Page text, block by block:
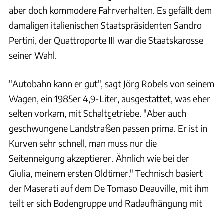
aber doch kommodere Fahrverhalten. Es gefällt dem
damaligen italienischen Staatspräsidenten Sandro
Pertini, der Quattroporte III war die Staatskarosse
seiner Wahl.
"Autobahn kann er gut", sagt Jörg Robels von seinem
Wagen, ein 1985er 4,9-Liter, ausgestattet, was eher
selten vorkam, mit Schaltgetriebe. "Aber auch
geschwungene Landstraßen passen prima. Er ist in
Kurven sehr schnell, man muss nur die
Seitenneigung akzeptieren. Ähnlich wie bei der
Giulia, meinem ersten Oldtimer." Technisch basiert
der Maserati auf dem De Tomaso Deauville, mit ihm
teilt er sich Bodengruppe und Radaufhängung mit